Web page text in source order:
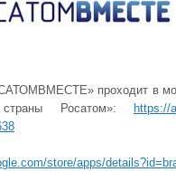
проходит в
страны Росатом»:
https://
store/apps/